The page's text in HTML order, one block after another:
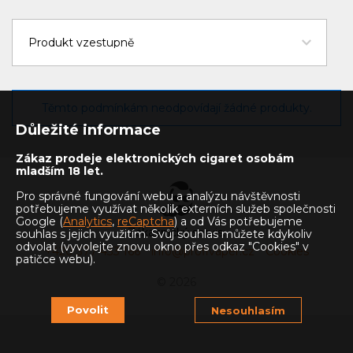
Těmto podmínkám neodpovídají žádné produkty.
Zákaznický servis:
+420 377 433 166
info@profivaper.cz Cookies
Důležité informace
Zákaz prodeje elektronických cigaret osobám
mladším 18 let.
Pro správné fungování webu a analýzu návštěvnosti
potřebujeme využívat několik externích služeb společnosti
Google (Analytics, reCaptcha) a od Vás potřebujeme
souhlas s jejich využitím. Svůj souhlas můžete kdykoliv
odvolat (vyvolejte znovu okno přes odkaz "Cookies" v
patičce webu).
Povolit Nesouhlasím